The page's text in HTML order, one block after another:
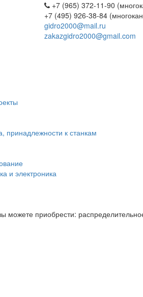
+7 (965) 372-11-90
+7 (495) 926-38-84
gidro2000@mail.ru
zakazgidro2000@gmail.com
принадлежности к станкам
и электроника
можете приобрести: